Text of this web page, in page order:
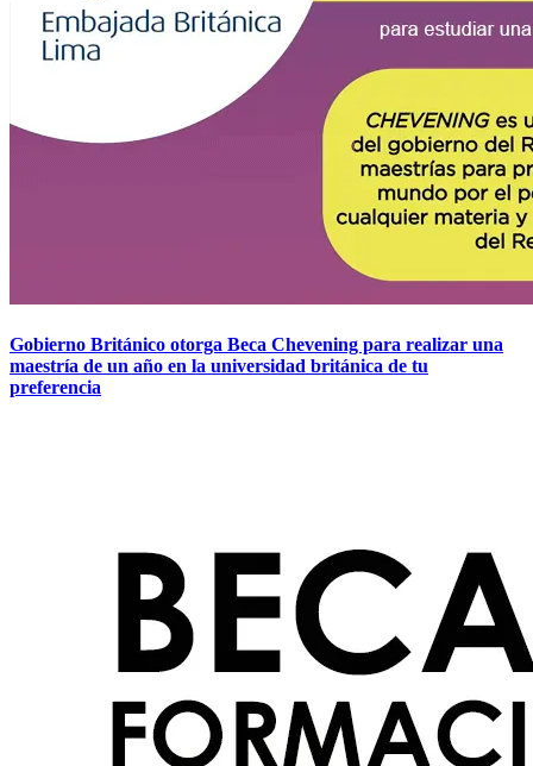
Gobierno Británico otorga Beca Chevening para realizar una
maestría de un año en la universidad británica de tu
preferencia